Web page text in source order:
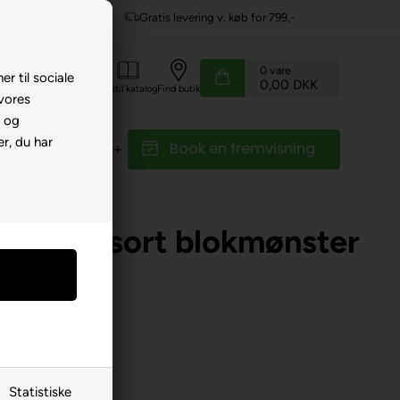
til sociale
og
du har
Statistiske
Service hos dig
Bestil katalogFind butik
0 vare
0,00 DKK
Reservedele Book en fremvisning
8), sort blokmønster